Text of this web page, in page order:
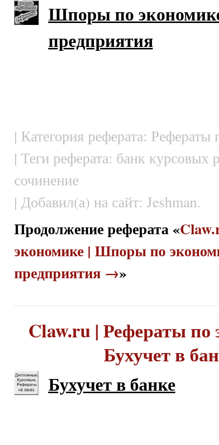
Шпоры по
предприятия
| Категория реферата: Рефераты
| Теги реферата: банк курсовых
сочинение
| Добавил(а) на сайт: Jeshman.
Продолжение реферата «
экономике | Шпоры по
предприятия →»
Claw.ru | Рефераты по
Бухучет в
Бухучет в банке